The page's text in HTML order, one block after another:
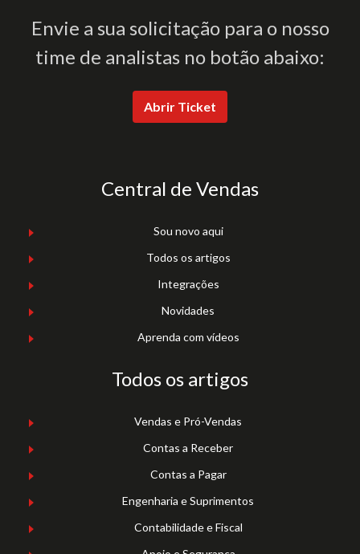
Envie a sua solicitação para o nosso
time de analistas no botão abaixo:
Abrir Ticket
Central de Vendas
Sou novo aqui
Todos os artigos
Integrações
Novidades
Aprenda com vídeos
Todos os artigos
Vendas e Pró-Vendas
Contas a Receber
Contas a Pagar
Engenharia e Suprimentos
Contabilidade e Fiscal